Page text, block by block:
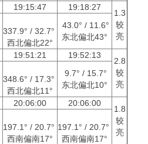
19:15:47 19:18:27
1.3
较
亮
337.9° / 32.7°
西北偏北22°
43.0° / 11.6°
东北偏北43°
19:51:21 19:52:13
2.8
较
亮
348.6° / 17.3°
西北偏北11°
9.7° / 15.7°
东北偏北10°
20:06:00 20:06:00
1.8
较
亮
197.1° / 20.7°
西南偏南17°
197.1° / 20.7°
西南偏南17°